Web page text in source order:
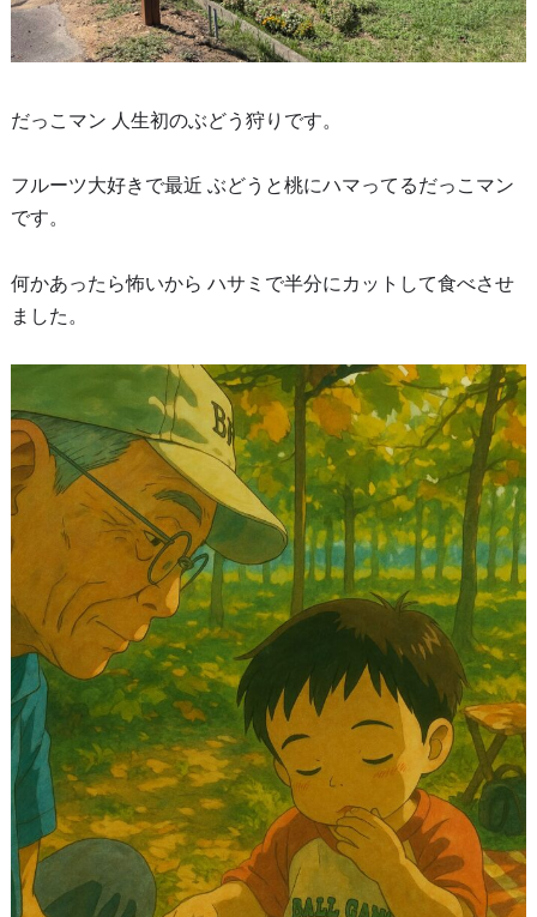
だっこマン 人生初のぶどう狩りです。
フルーツ大好きで最近 ぶどうと桃にハマってるだっこマン
です。
何かあったら怖いから ハサミで半分にカットして食べさせ
ました。